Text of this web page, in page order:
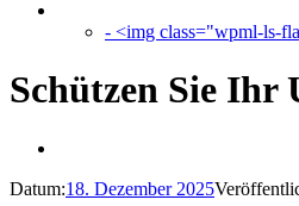
- <img class="wpml-ls-
Schützen Sie Ihr
Datum:18. Dezember 2025